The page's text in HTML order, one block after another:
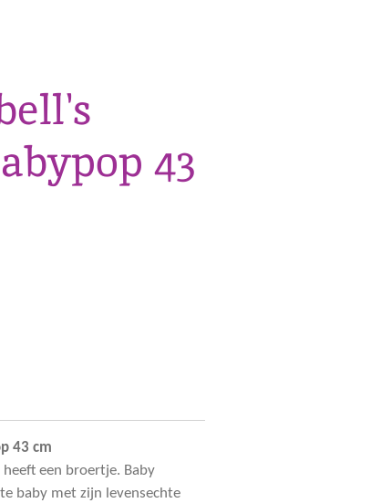
43
43 cm
een broertje. Baby
baby met zijn levensechte